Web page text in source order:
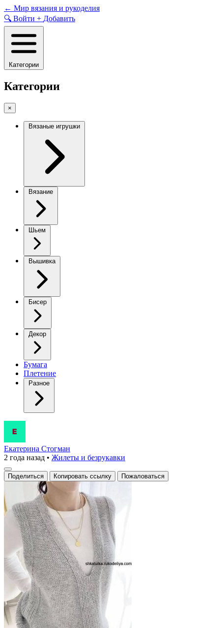
Skip
to
content
← Мир вязания и рукоделия
🔍 Войти + Добавить
Категории
Категории
×
Вязаные игрушки
Вязание
Шьем
Вышивка
Бисер
Декор
Бумага
Плетение
Разное
Невероятный
вязаный
жилет
Екатерина Стогман
2 года назад • Жилеты и безрукавки
Поделиться Копировать ссылку Пожаловаться